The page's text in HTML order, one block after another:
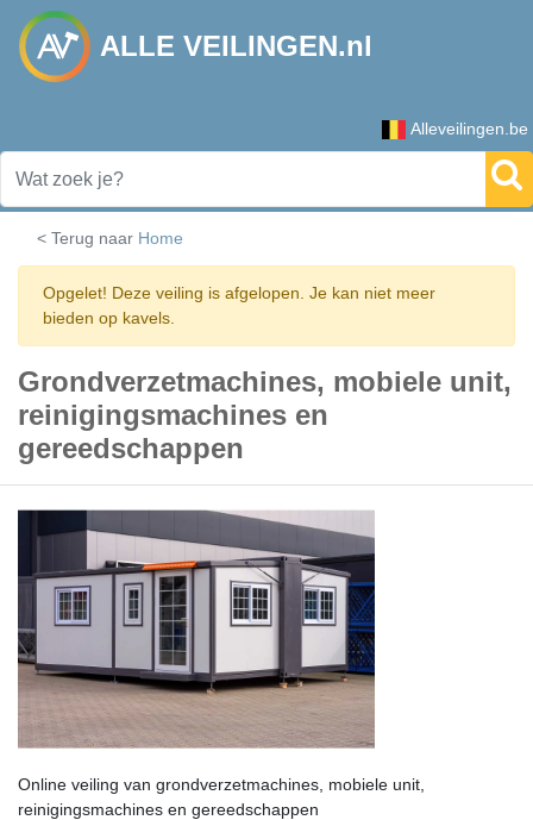
ALLE VEILINGEN.nl
Alleveilingen.be
< Terug naar Home
Opgelet! Deze veiling is afgelopen. Je kan niet meer
bieden op kavels.
Grondverzetmachines, mobiele unit,
reinigingsmachines en
gereedschappen
Online veiling van grondverzetmachines, mobiele unit,
reinigingsmachines en gereedschappen